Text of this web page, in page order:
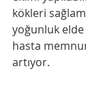
kökleri
yoğunluk
hasta
artıyor.